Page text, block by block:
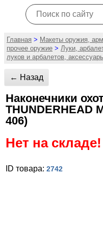
Главная > Макеты оружия,
прочее оружие > Луки,
луков и арбалетов,
← Назад
Наконечники
THUNDERHEAD
406)
Нет на складе!
ID товара: 2742